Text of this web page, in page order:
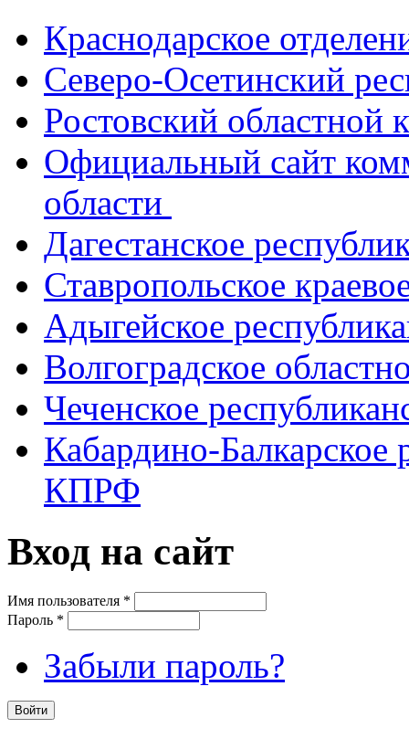
Краснодарское
Северо-Осетинский
Ростовский
Официальный сайт
области
Дагестанское
Ставропольское
Адыгейское
Волгоградское
Чеченское
Кабардино-Балкарское
КПРФ
Вход на сайт
Имя пользователя *
Пароль *
Забыли пароль?